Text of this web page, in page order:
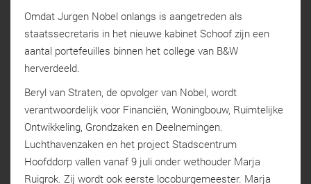
Omdat Jurgen Nobel onlangs is aangetreden als
staatssecretaris in het nieuwe kabinet Schoof zijn een
aantal portefeuilles binnen het college van B&W
herverdeeld.
Beryl van Straten, de opvolger van Nobel, wordt
verantwoordelijk voor Financiën, Woningbouw, Ruimtelijke
Ontwikkeling, Grondzaken en Deelnemingen.
Luchthavenzaken en het project Stadscentrum
Hoofddorp vallen vanaf 9 juli onder wethouder Marja
Ruigrok. Zij wordt ook eerste locoburgemeester. Marja